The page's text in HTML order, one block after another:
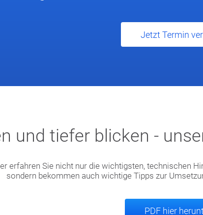
Jetzt Termin
und tiefer blicken -
erfahren Sie nicht nur die wichtigsten, technischen
sondern bekommen auch wichtige Tipps zur
PDF hier